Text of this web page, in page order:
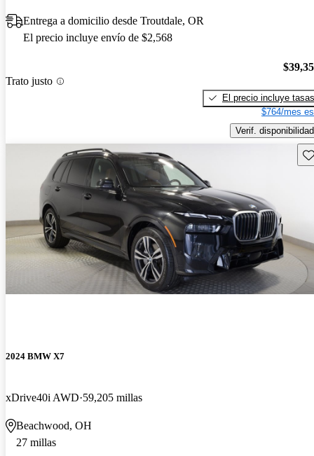
Entrega a domicilio desde Troutdale, OR
El precio incluye envío de $2,568
Trato justo
El precio incluye tasas
$764/mes
Verif. disponibilidad
2024 BMW X7
xDrive40i AWD 59,205 millas
Beachwood, OH
27 millas